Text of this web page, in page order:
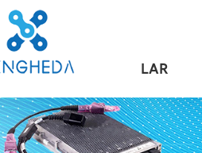
LAR